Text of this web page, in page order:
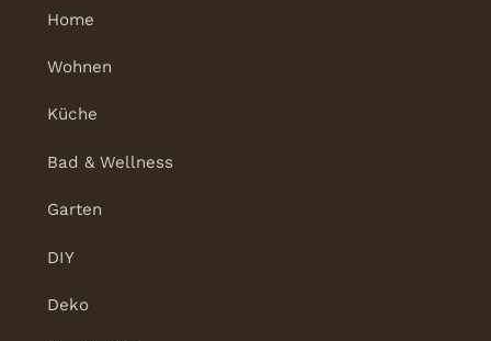
Home
Wohnen
Küche
Bad & Wellness
Garten
DIY
Deko